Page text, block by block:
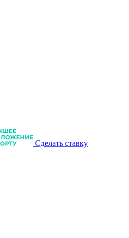
Сделать ставку